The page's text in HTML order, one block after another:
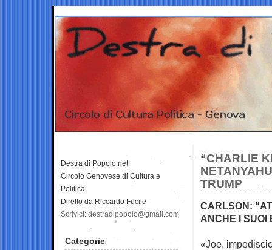
“CHARLIE
TRUMP
CARLSON:
ANCHE I SUOI
«Joe,
Destra di Popolo.net
Circolo Genovese di Cultura e
Politica
Diretto da Riccardo Fucile
Scrivici: destradipopolo@gmail.com
Categorie